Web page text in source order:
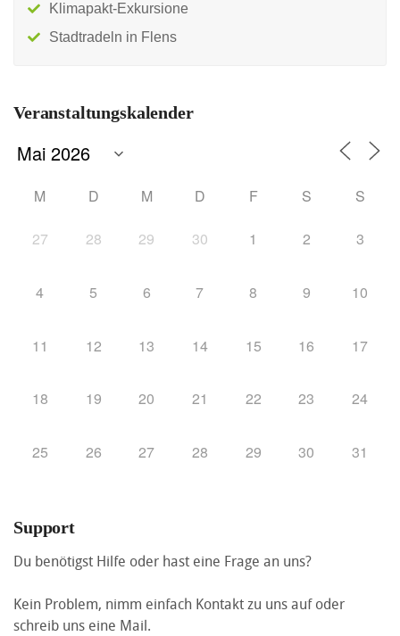
Klimapakt-Exkursione
Stadtradeln in Flens
Veranstaltungskalender
M D M D F S S
27 28 29 30 1 2 3
4 5 6 7 8 9 10
11 12 13 14 15 16 17
18 19 20 21 22 23 24
25 26 27 28 29 30 31
Support
Du benötigst Hilfe oder hast eine Frage an uns?
Kein Problem, nimm einfach Kontakt zu uns auf oder
schreib uns eine Mail.